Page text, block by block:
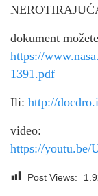
dokument
https://
1391.pdf
Ili: http://
video:
https://youtu.be/
Post Views: